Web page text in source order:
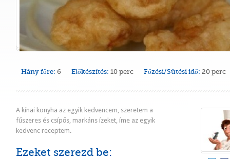
Hány főre: 6 Előkészítés: 10 perc Főzési/Sütési idő: 20 perc
A kínai konyha az egyik kedvencem, szeretem a
fűszeres és csípős, markáns ízeket, íme az egyik
kedvenc receptem.
Ezeket szerezd be: